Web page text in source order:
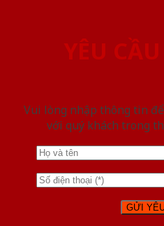
YÊU
Vui lòng nhập thông tin
với quý khách trong